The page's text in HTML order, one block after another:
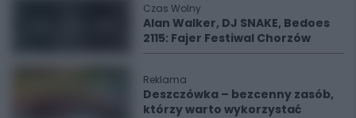
Czas Wolny
Alan Walker, DJ SNAKE, Bedoes
2115: Fajer Festiwal Chorzów
Reklama
Deszczówka – bezcenny zasób,
którzy warto wykorzystać